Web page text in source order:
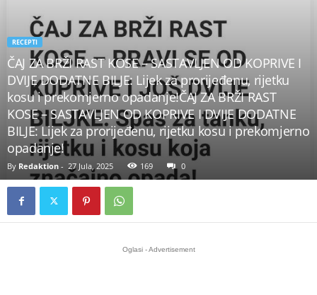
RECEPTI
ČAJ ZA BRŽI RAST KOSE – SASTAVLJEN OD KOPRIVE I
DVIJE DODATNE BILJE: Lijek za prorijeđenu, rijetku
kosu i prekomjerno opadanje!ČAJ ZA BRŽI RAST
KOSE – SASTAVLJEN OD KOPRIVE I DVIJE DODATNE
BILJE: Lijek za prorijeđenu, rijetku kosu i prekomjerno
opadanje!
By Redaktion - 27 Jula, 2025 169 0
Oglasi - Advertisement